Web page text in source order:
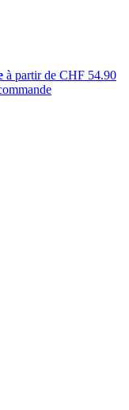
à partir de CHF 54.90